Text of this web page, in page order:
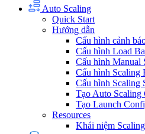
Auto Scaling
Quick Start
Hướng dẫn
Cấu hình cảnh
Cấu hình Load
Cấu hình Manual
Cấu hình Scaling
Cấu hình Scaling
Tạo Auto Scaling
Tạo Launch
Resources
Khái niệm